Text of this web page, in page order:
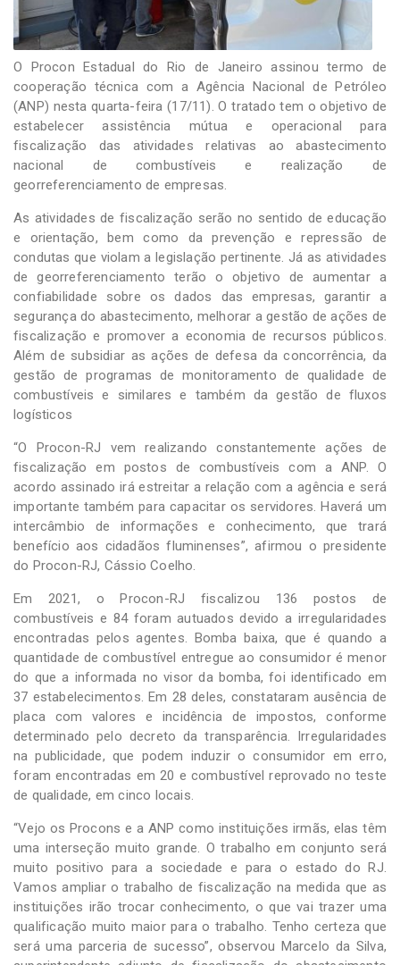
O Procon Estadual do Rio de Janeiro assinou termo de
cooperação técnica com a Agência Nacional de Petróleo
(ANP) nesta quarta-feira (17/11). O tratado tem o objetivo de
estabelecer assistência mútua e operacional para
fiscalização das atividades relativas ao abastecimento
nacional de combustíveis e realização de
georreferenciamento de empresas.
As atividades de fiscalização serão no sentido de educação
e orientação, bem como da prevenção e repressão de
condutas que violam a legislação pertinente. Já as atividades
de georreferenciamento terão o objetivo de aumentar a
confiabilidade sobre os dados das empresas, garantir a
segurança do abastecimento, melhorar a gestão de ações de
fiscalização e promover a economia de recursos públicos.
Além de subsidiar as ações de defesa da concorrência, da
gestão de programas de monitoramento de qualidade de
combustíveis e similares e também da gestão de fluxos
logísticos
“O Procon-RJ vem realizando constantemente ações de
fiscalização em postos de combustíveis com a ANP. O
acordo assinado irá estreitar a relação com a agência e será
importante também para capacitar os servidores. Haverá um
intercâmbio de informações e conhecimento, que trará
benefício aos cidadãos fluminenses”, afirmou o presidente
do Procon-RJ, Cássio Coelho.
Em 2021, o Procon-RJ fiscalizou 136 postos de
combustíveis e 84 foram autuados devido a irregularidades
encontradas pelos agentes. Bomba baixa, que é quando a
quantidade de combustível entregue ao consumidor é menor
do que a informada no visor da bomba, foi identificado em
37 estabelecimentos. Em 28 deles, constataram ausência de
placa com valores e incidência de impostos, conforme
determinado pelo decreto da transparência. Irregularidades
na publicidade, que podem induzir o consumidor em erro,
foram encontradas em 20 e combustível reprovado no teste
de qualidade, em cinco locais.
“Vejo os Procons e a ANP como instituições irmãs, elas têm
uma interseção muito grande. O trabalho em conjunto será
muito positivo para a sociedade e para o estado do RJ.
Vamos ampliar o trabalho de fiscalização na medida que as
instituições irão trocar conhecimento, o que vai trazer uma
qualificação muito maior para o trabalho. Tenho certeza que
será uma parceria de sucesso”, observou Marcelo da Silva,